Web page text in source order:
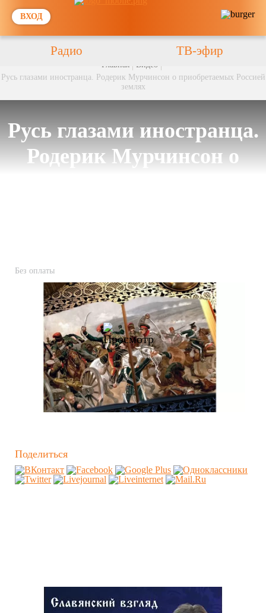
ВХОД
Радио ТВ-эфир
Главная
Видео
Русь глазами иностранца. Родерик Мурчинсон о приобретаемых Россией
землях
Русь глазами иностранца.
Родерик Мурчинсон о
Без оплаты
Поделиться